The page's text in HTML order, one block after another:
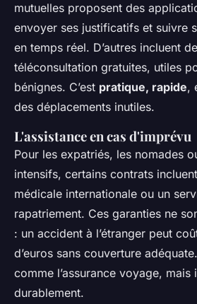
mutuelles proposent des
envoyer ses justificatifs et suivre
en temps réel. D’autres incluent
téléconsultation gratuites, utiles
bénignes. C’est pratique, rapide,
des déplacements inutiles.
L'assistance en cas d'imprévu
Pour les expatriés, les nomades
intensifs, certains contrats
médicale internationale ou un
rapatriement. Ces garanties ne
: un accident à l’étranger peut
d’euros sans couverture
comme l’assurance voyage, mais
durablement.